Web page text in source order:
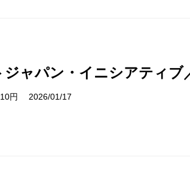
ジャパン・イニシアティブ
円 2026/01/17